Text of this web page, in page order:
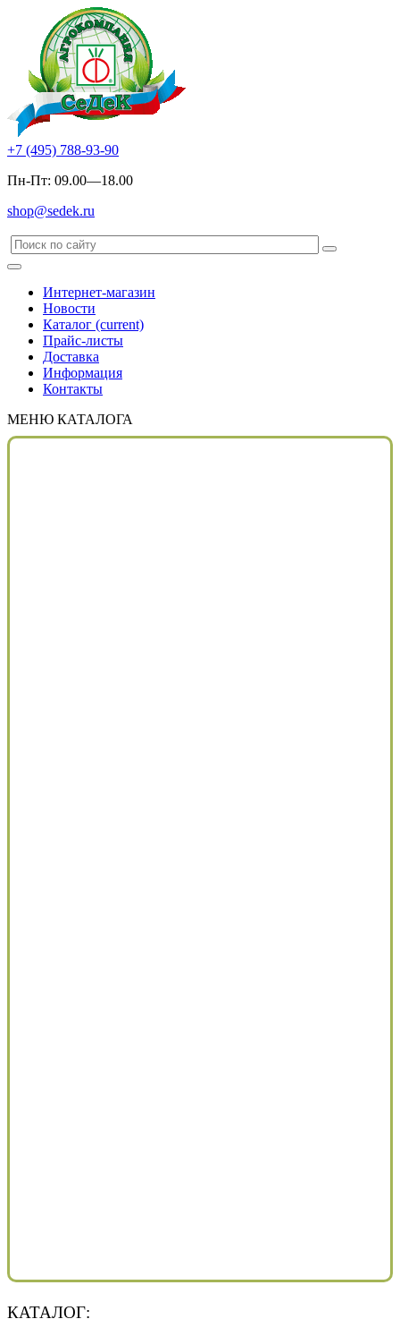
+7 (495) 788-93-90
Пн-Пт: 09.00—18.00
shop@sedek.ru
Интернет-магазин
Новости
Каталог (current)
Прайс-листы
Доставка
Информация
Контакты
МЕНЮ КАТАЛОГА
КАТАЛОГ: